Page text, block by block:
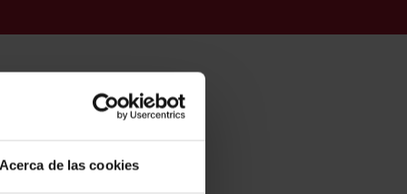
Acerca de las cookies